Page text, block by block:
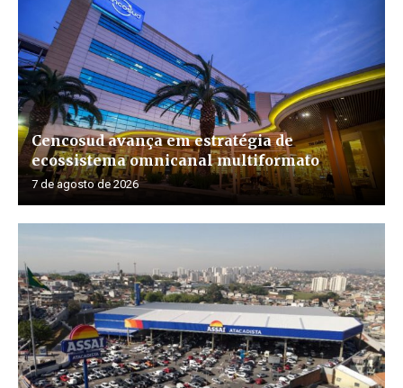
Cencosud avança em estratégia de
ecossistema omnicanal multiformato
7 de agosto de 2026